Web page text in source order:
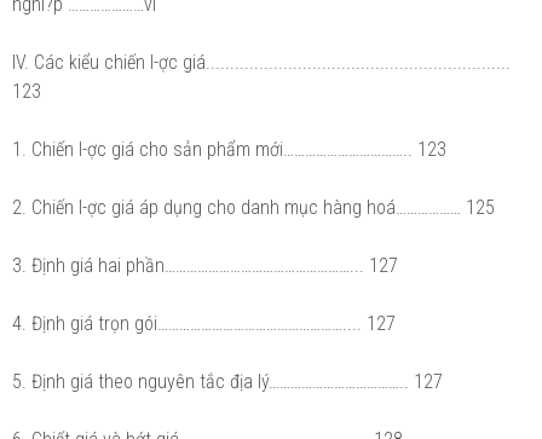
IV. Các kiểu chiến l-ợc giá...............................................................
123
1. Chiến l-ợc giá cho sản phẩm mới…………………………….. 123
2. Chiến l-ợc giá áp dụng cho danh mục hàng hoá……………… 125
3. Định giá hai phần……………………………………………... 127
4. Định giá trọn gói…………………………………………….... 127
5. Định giá theo nguyên tắc địa lý……………………………….. 127